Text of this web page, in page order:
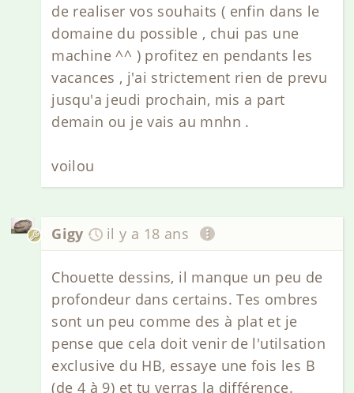
de realiser vos souhaits ( enfin dans le
domaine du possible , chui pas une
machine ^^ ) profitez en pendants les
vacances , j'ai strictement rien de prevu
jusqu'a jeudi prochain, mis a part
demain ou je vais au mnhn .
voilou
Gigy il y a 18 ans
Chouette dessins, il manque un peu de
profondeur dans certains. Tes ombres
sont un peu comme des à plat et je
pense que cela doit venir de l'utilsation
exclusive du HB, essaye une fois les B
(de 4 à 9) et tu verras la différence.